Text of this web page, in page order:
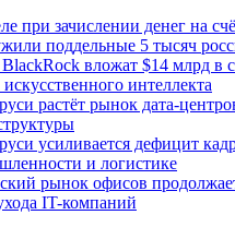
при зачислении денег на
поддельные 5 тысяч
вложат $14 млрд в
интеллекта
растёт рынок дата-
усиливается дефицит
и логистике
рынок офисов
IT-компаний